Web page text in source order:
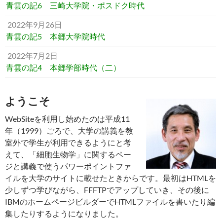
青雲の記6 三崎大学院・ポスドク時代
2022年9月26日
青雲の記5 本郷大学院時代
2022年7月2日
青雲の記4 本郷学部時代（二）
ようこそ
WebSiteを利用し始めたのは平成11
年（1999）ごろで、大学の講義を教
室外で学生が利用できるようにと考
えて、「細胞生物学」に関するペー
ジと講義で使うパワーポイントファ
イルを大学のサイトに載せたときからです。最初はHTMLを
少しずつ学びながら、FFFTPでアップしていき、その後に
IBMのホームページビルダーでHTMLファイルを書いたり編
集したりするようになりました。